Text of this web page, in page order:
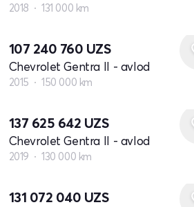
2018 131 000 km
107 240 760 UZS
Chevrolet Gentra II - avlod
2015 150 000 km
137 625 642 UZS
Chevrolet Gentra II - avlod
2019 130 000 km
131 072 040 UZS